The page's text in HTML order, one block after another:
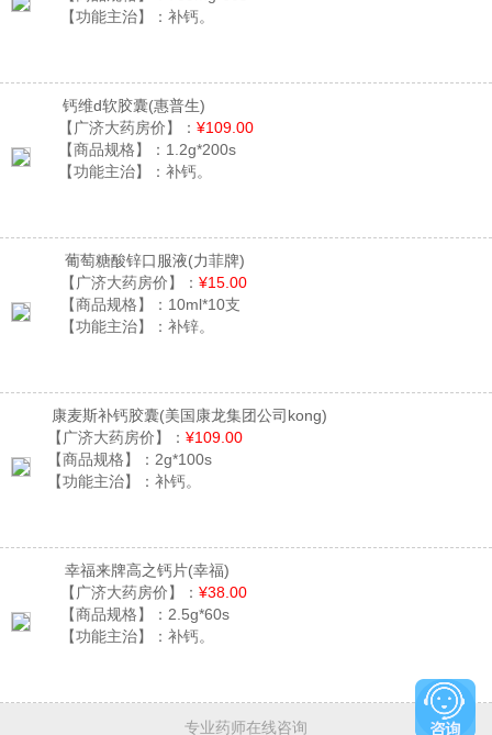
【功能主治】： 补钙。
钙维d软胶囊(惠普生)
【广济大药房价】： ¥109.00
【商品规格】： 1.2g*200s
【功能主治】： 补钙。
葡萄糖酸锌口服液(力菲牌)
【广济大药房价】： ¥15.00
【商品规格】： 10ml*10支
【功能主治】： 补锌。
康麦斯补钙胶囊(美国康龙集团公司kong)
【广济大药房价】： ¥109.00
【商品规格】： 2g*100s
【功能主治】： 补钙。
幸福来牌高之钙片(幸福)
【广济大药房价】： ¥38.00
【商品规格】： 2.5g*60s
【功能主治】： 补钙。
专业药师在线咨询